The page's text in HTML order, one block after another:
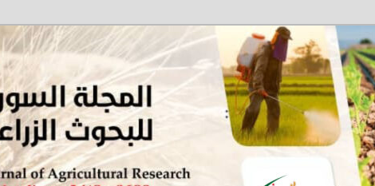
المجلة السورية للبحوث الزراعية SJAR
مجلة علمية محكمة تصدرها الهيئة العامة للبحوث العلمية الزراعية